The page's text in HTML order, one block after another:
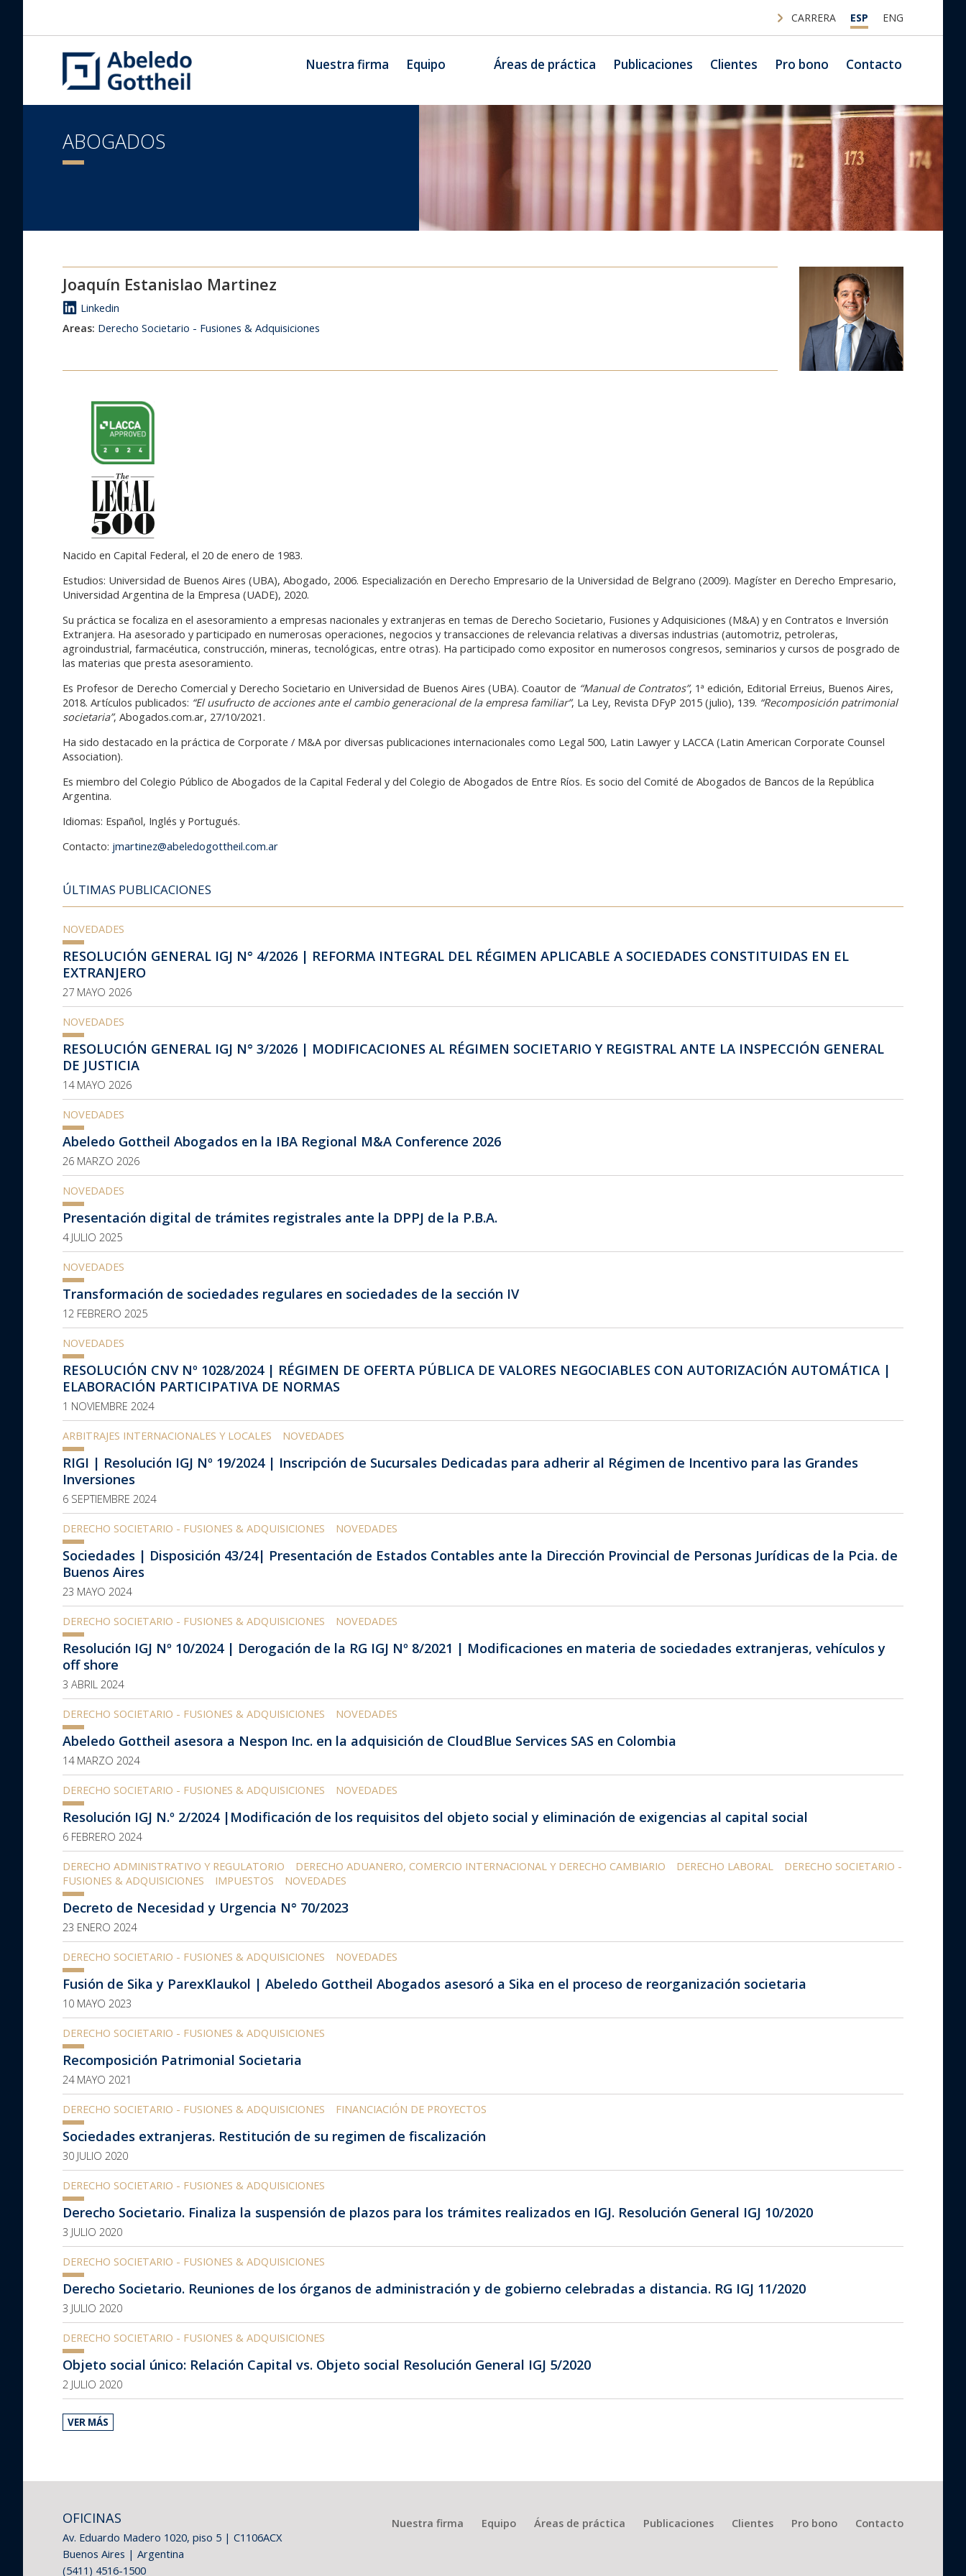
CARRERA ESP ENG
Nuestra firma Equipo Áreas de práctica Publicaciones Clientes Pro bono Contacto
ABOGADOS
Joaquín Estanislao Martinez
Linkedin
Areas: Derecho Societario - Fusiones & Adquisiciones
Nacido en Capital Federal, el 20 de enero de 1983.
Estudios: Universidad de Buenos Aires (UBA), Abogado, 2006. Especialización en Derecho Empresario de la Universidad de Belgrano (2009). Magíster en Derecho Empresario,
Universidad Argentina de la Empresa (UADE), 2020.
Su práctica se focaliza en el asesoramiento a empresas nacionales y extranjeras en temas de Derecho Societario, Fusiones y Adquisiciones (M&A) y en Contratos e Inversión
Extranjera. Ha asesorado y participado en numerosas operaciones, negocios y transacciones de relevancia relativas a diversas industrias (automotriz, petroleras,
agroindustrial, farmacéutica, construcción, mineras, tecnológicas, entre otras). Ha participado como expositor en numerosos congresos, seminarios y cursos de posgrado de
las materias que presta asesoramiento.
Es Profesor de Derecho Comercial y Derecho Societario en Universidad de Buenos Aires (UBA). Coautor de “Manual de Contratos”, 1ª edición, Editorial Erreius, Buenos Aires,
2018. Artículos publicados: “El usufructo de acciones ante el cambio generacional de la empresa familiar”, La Ley, Revista DFyP 2015 (julio), 139. “Recomposición patrimonial
societaria”, Abogados.com.ar, 27/10/2021.
Ha sido destacado en la práctica de Corporate / M&A por diversas publicaciones internacionales como Legal 500, Latin Lawyer y LACCA (Latin American Corporate Counsel
Association).
Es miembro del Colegio Público de Abogados de la Capital Federal y del Colegio de Abogados de Entre Ríos. Es socio del Comité de Abogados de Bancos de la República
Argentina.
Idiomas: Español, Inglés y Portugués.
Contacto: jmartinez@abeledogottheil.com.ar
ÚLTIMAS PUBLICACIONES
NOVEDADES
RESOLUCIÓN GENERAL IGJ N° 4/2026 | REFORMA INTEGRAL DEL RÉGIMEN APLICABLE A SOCIEDADES CONSTITUIDAS EN EL
EXTRANJERO
27 MAYO 2026
NOVEDADES
RESOLUCIÓN GENERAL IGJ N° 3/2026 | MODIFICACIONES AL RÉGIMEN SOCIETARIO Y REGISTRAL ANTE LA INSPECCIÓN GENERAL
DE JUSTICIA
14 MAYO 2026
NOVEDADES
Abeledo Gottheil Abogados en la IBA Regional M&A Conference 2026
26 MARZO 2026
NOVEDADES
Presentación digital de trámites registrales ante la DPPJ de la P.B.A.
4 JULIO 2025
NOVEDADES
Transformación de sociedades regulares en sociedades de la sección IV
12 FEBRERO 2025
NOVEDADES
RESOLUCIÓN CNV Nº 1028/2024 | RÉGIMEN DE OFERTA PÚBLICA DE VALORES NEGOCIABLES CON AUTORIZACIÓN AUTOMÁTICA |
ELABORACIÓN PARTICIPATIVA DE NORMAS
1 NOVIEMBRE 2024
ARBITRAJES INTERNACIONALES Y LOCALES NOVEDADES
RIGI | Resolución IGJ Nº 19/2024 | Inscripción de Sucursales Dedicadas para adherir al Régimen de Incentivo para las Grandes
Inversiones
6 SEPTIEMBRE 2024
DERECHO SOCIETARIO - FUSIONES & ADQUISICIONES NOVEDADES
Sociedades | Disposición 43/24| Presentación de Estados Contables ante la Dirección Provincial de Personas Jurídicas de la Pcia. de
Buenos Aires
23 MAYO 2024
DERECHO SOCIETARIO - FUSIONES & ADQUISICIONES NOVEDADES
Resolución IGJ Nº 10/2024 | Derogación de la RG IGJ Nº 8/2021 | Modificaciones en materia de sociedades extranjeras, vehículos y
off shore
3 ABRIL 2024
DERECHO SOCIETARIO - FUSIONES & ADQUISICIONES NOVEDADES
Abeledo Gottheil asesora a Nespon Inc. en la adquisición de CloudBlue Services SAS en Colombia
14 MARZO 2024
DERECHO SOCIETARIO - FUSIONES & ADQUISICIONES NOVEDADES
Resolución IGJ N.º 2/2024 |Modificación de los requisitos del objeto social y eliminación de exigencias al capital social
6 FEBRERO 2024
DERECHO ADMINISTRATIVO Y REGULATORIO DERECHO ADUANERO, COMERCIO INTERNACIONAL Y DERECHO CAMBIARIO DERECHO LABORAL
DERECHO SOCIETARIO -
FUSIONES & ADQUISICIONES
IMPUESTOS NOVEDADES
Decreto de Necesidad y Urgencia N° 70/2023
23 ENERO 2024
DERECHO SOCIETARIO - FUSIONES & ADQUISICIONES NOVEDADES
Fusión de Sika y ParexKlaukol | Abeledo Gottheil Abogados asesoró a Sika en el proceso de reorganización societaria
10 MAYO 2023
DERECHO SOCIETARIO - FUSIONES & ADQUISICIONES
Recomposición Patrimonial Societaria
24 MAYO 2021
DERECHO SOCIETARIO - FUSIONES & ADQUISICIONES FINANCIACIÓN DE PROYECTOS
Sociedades extranjeras. Restitución de su regimen de fiscalización
30 JULIO 2020
DERECHO SOCIETARIO - FUSIONES & ADQUISICIONES
Derecho Societario. Finaliza la suspensión de plazos para los trámites realizados en IGJ. Resolución General IGJ 10/2020
3 JULIO 2020
DERECHO SOCIETARIO - FUSIONES & ADQUISICIONES
Derecho Societario. Reuniones de los órganos de administración y de gobierno celebradas a distancia. RG IGJ 11/2020
3 JULIO 2020
DERECHO SOCIETARIO - FUSIONES & ADQUISICIONES
Objeto social único: Relación Capital vs. Objeto social Resolución General IGJ 5/2020
2 JULIO 2020
VER MÁS
OFICINAS
Av. Eduardo Madero 1020, piso 5 | C1106ACX
Buenos Aires | Argentina
(5411) 4516-1500
Nuestra firma Equipo Áreas de práctica Publicaciones Clientes Pro bono Contacto